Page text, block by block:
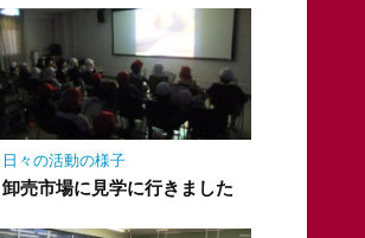
日々の活動の様子
卸売市場に見学に行きました